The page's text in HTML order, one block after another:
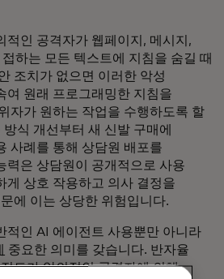
적인 공격자가 웹페이지, 메시지,
하는 모든 텍스트에 지침을 숨길 때
조치가 없으면 이러한 악성
여 원래 프로그래밍한 지침을
자가 원하는 작업을 수행하도록 할
식 개선부터 새 신발 구매에
사례를 통해 상담원 배포를
력은 상담원이 공개적으로 사용
게 상호 작용하고 의사 결정을
에 이는 상당한 위험입니다.
적인 AI 에이전트 사용뿐만 아니라
중요한 의미를 갖습니다. 반자율
트가 악의적인 공격자에 의해